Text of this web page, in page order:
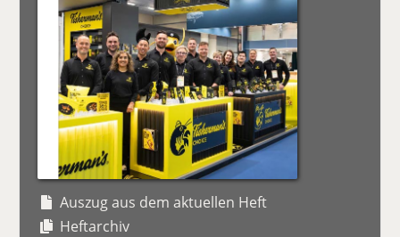
Auszug aus dem aktuellen Heft
Heftarchiv